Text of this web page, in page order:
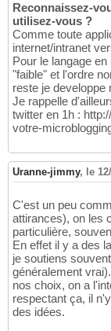
Reconnaissez-
utilisez-vous ?
Comme toute
internet/intranet
Pour le langage
"faible" et l'ordre
reste je developpe
Je rappelle
twitter en 1h :
votre-
Uranne-jimmy, le
C'est un peu
attirances), on les
particulière,
En effet il y a des
je soutiens
généralement
nos choix, on a
respectant ça, il
des idées.